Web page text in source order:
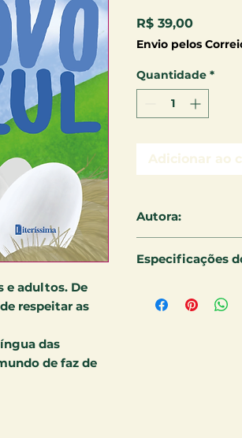
e adultos. De
respeitar as
das
de faz de
R$ 39,00Preço
Envio pelos
Quantidade *
Adicionar ao
Autora:
Especificações